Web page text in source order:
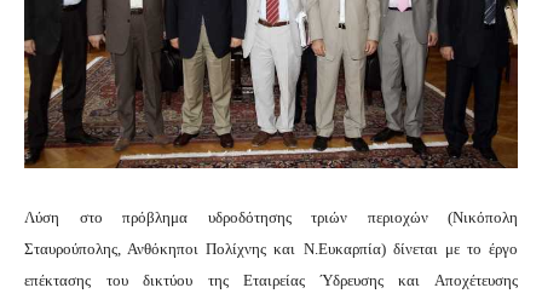
Λύση στο πρόβλημα υδροδότησης τριών περιοχών (Νικόπολη
Σταυρούπολης, Ανθόκηποι Πολίχνης και Ν.Ευκαρπία) δίνεται με το έργο
επέκτασης του δικτύου της Εταιρείας Ύδρευσης και Αποχέτευσης